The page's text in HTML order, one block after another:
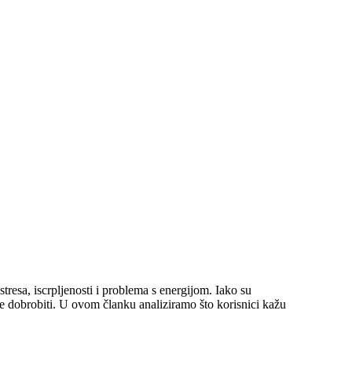
iscrpljenosti i problema s energijom. Iako su
dobrobiti. U ovom članku analiziramo što korisnici kažu